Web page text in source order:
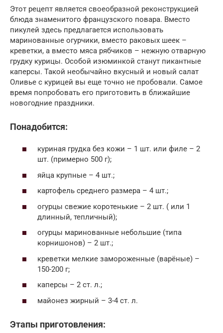
Этот рецепт является своеобразной реконструкцией
блюда знаменитого французского повара. Вместо
пикулей здесь предлагается использовать
маринованные огурчики, вместо раковых шеек –
креветки, а вместо мяса рябчиков – нежную отварную
грудку курицы. Особой изюминкой станут пикантные
каперсы. Такой необычайно вкусный и новый салат
Оливье с курицей вы еще точно не пробовали. Самое
время попробовать его приготовить в ближайшие
новогодние праздники.
Понадобится:
куриная грудка без кожи – 1 шт. или филе – 2
шт. (примерно 500 г);
яйца крупные – 4 шт.;
картофель среднего размера – 4 шт.;
огурцы свежие коротенькие – 2 шт. ( или 1
длинный, тепличный);
огурцы маринованные небольшие (типа
корнишонов) – 2 шт.;
креветки мелкие замороженные (варёные) –
150-200 г;
каперсы – 2 ст. л.;
майонез жирный – 3-4 ст. л.
Этапы приготовления: